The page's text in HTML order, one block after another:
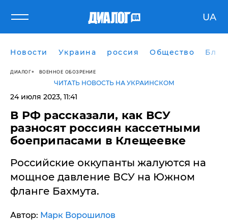
UA
Новости Украина россия Общество
ДИАЛОГ ВОЕННОЕ ОБОЗРЕНИЕ
ЧИТАТЬ НОВОСТЬ НА УКРАИНСКОМ
24 июля 2023, 11:41
В РФ рассказали, как ВСУ
разносят россиян кассетными
боеприпасами в Клещеевке
Российские оккупанты жалуются на
мощное давление ВСУ на Южном
фланге Бахмута.
Автор: Марк Ворошилов